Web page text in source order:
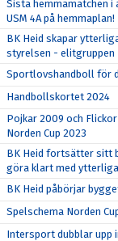
Sista hemmamatchen
USM 4A på hemmaplan!
BK Heid skapar
styrelsen - elitgruppen
Sportlovshandboll för
Handbollskortet 2024
Pojkar 2009 och
Norden Cup 2023
BK Heid fortsätter sitt
göra klart med
BK Heid påbörjar
Spelschema Norden
Intersport dubblar upp